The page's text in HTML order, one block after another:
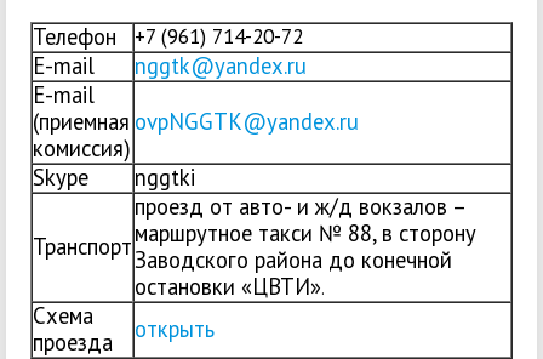
Телефон +7 (961) 714-20-72
E-mail
nggtk@yandex.ru
E-mail
(приемная
комиссия)
ovpNGGTK@yandex.ru
Skype
nggtki
Транспорт
проезд от авто- и ж/д вокзалов –
маршрутное такси № 88, в сторону
Заводского района до конечной
остановки «ЦВТИ».
Схема
проезда
открыть